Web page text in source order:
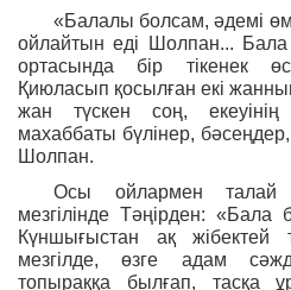
«Балалы болсам, әдемі
ойлайтын еді Шолпан... Бала
ортасында бір тікенек
Қиюласып қосылған екі
жан түскен соң,
махаббаты бүлінер,
Шолпан.
Осы ойлармен талай
мезгілінде Тәңірден: «Бала
Күншығыстан ақ
мезгілде, өзге адам
топыраққа былғап, тасқа